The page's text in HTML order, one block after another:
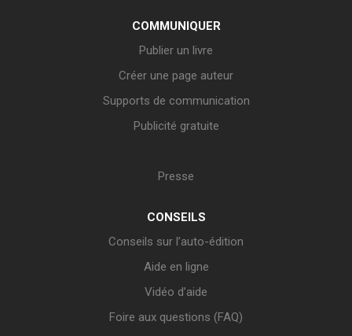
COMMUNIQUER
Publier un livre
Créer une page auteur
Supports de communication
Publicité gratuite
Presse
CONSEILS
Conseils sur l’auto-édition
Aide en ligne
Vidéo d’aide
Foire aux questions (FAQ)